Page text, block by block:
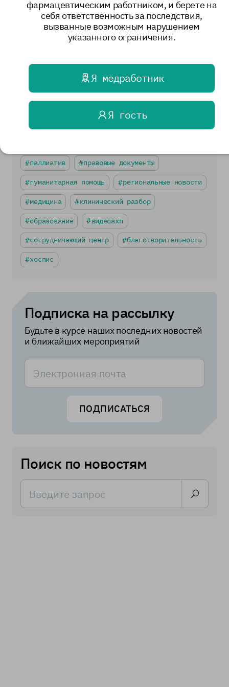
664 Поделиться
Вернуться назад
паллиатив правовые документы
гуманитарная помощь региональные новости
медицина клинический разбор
образование видеоахп
сотрудничающий центр благотворительность
хоспис
Подписка на рассылку
Будьте в курсе наших последних новостей
и ближайших мероприятий
ПОДПИСАТЬСЯ
Поиск по новостям
фармацевтическим работником, и берете на
себя ответственность за последствия,
вызванные возможным нарушением
указанного ограничения.
Я медработник
Я гость